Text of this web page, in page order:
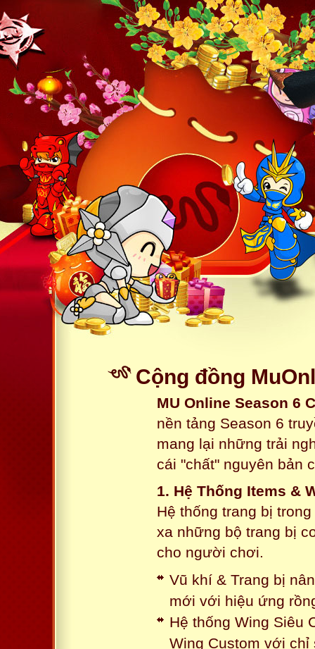
Cộng đồng
MU Online Season 6
nền tảng Season 6
mang lại những trải
cái "chất" nguyên bản
1. Hệ Thống Items &
Hệ thống trang bị
xa những bộ trang bị
cho người chơi.
Vũ khí & Trang bị
mới với hiệu ứng
Hệ thống Wing Siêu
Wing Custom với